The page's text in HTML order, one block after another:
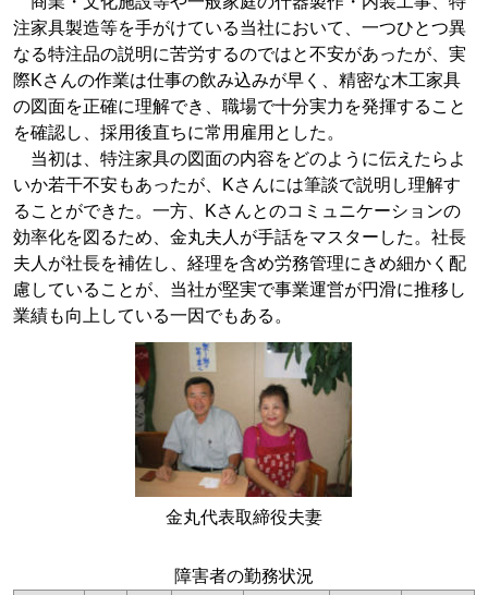
注家具製造等を手がけている当社において、一つひとつ異
なる特注品の説明に苦労するのではと不安があったが、実
際Kさんの作業は仕事の飲み込みが早く、精密な木工家具
の図面を正確に理解でき、職場で十分実力を発揮すること
を確認し、採用後直ちに常用雇用とした。
当初は、特注家具の図面の内容をどのように伝えたらよ
いか若干不安もあったが、Kさんには筆談で説明し理解す
ることができた。一方、Kさんとのコミュニケーションの
効率化を図るため、金丸夫人が手話をマスターした。社長
夫人が社長を補佐し、経理を含め労務管理にきめ細かく配
慮していることが、当社が堅実で事業運営が円滑に推移し
業績も向上している一因でもある。
金丸代表取締役夫妻
障害者の勤務状況